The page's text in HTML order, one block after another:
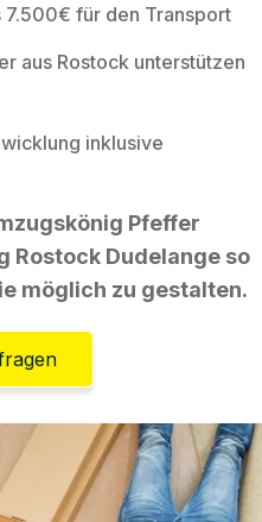
für den Transport
aus Rostock unterstützen
inklusive
Pfeffer
Rostock Dudelange so
möglich zu gestalten.